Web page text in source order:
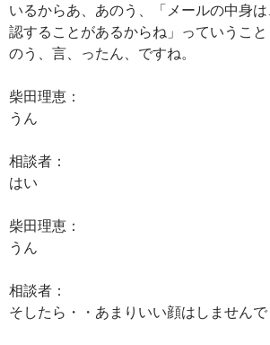
いるからあ、あのう、「メールの中身
認することがあるからね」っていうこ
のう、言、ったん、ですね。
柴田理恵：
うん
相談者：
はい
柴田理恵：
うん
相談者：
そしたら・・あまりいい顔はしませんで